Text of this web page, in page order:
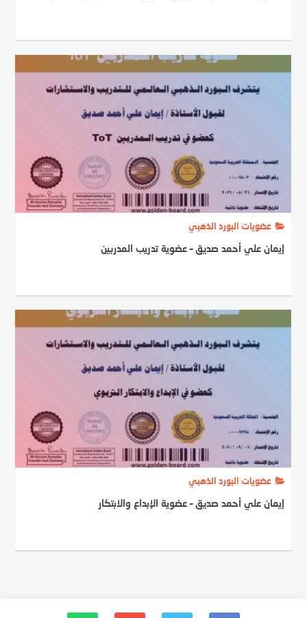
عضويات البورد الذهبي
إيمان علي أحمد صديق – عضوية تدريب المدربين
عضويات البورد الذهبي
إيمان علي أحمد صديق – عضوية الإبداع والابتكار